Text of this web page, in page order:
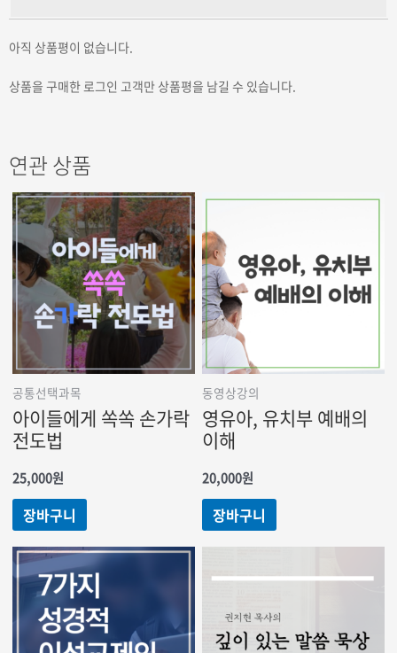
아직 상품평이 없습니다.
상품을 구매한 로그인 고객만 상품평을 남길 수 있습니다.
연관 상품
공통선택과목
아이들에게 쏙쏙 손가락
전도법
25,000원
장바구니
동영상강의
영유아, 유치부 예배의
이해
20,000원
장바구니